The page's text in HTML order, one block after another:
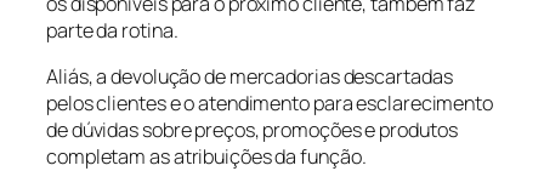
parte da rotina.
Aliás, a devolução de mercadorias descartadas
pelos clientes e o atendimento para esclarecimento
de dúvidas sobre preços, promoções e produtos
completam as atribuições da função.